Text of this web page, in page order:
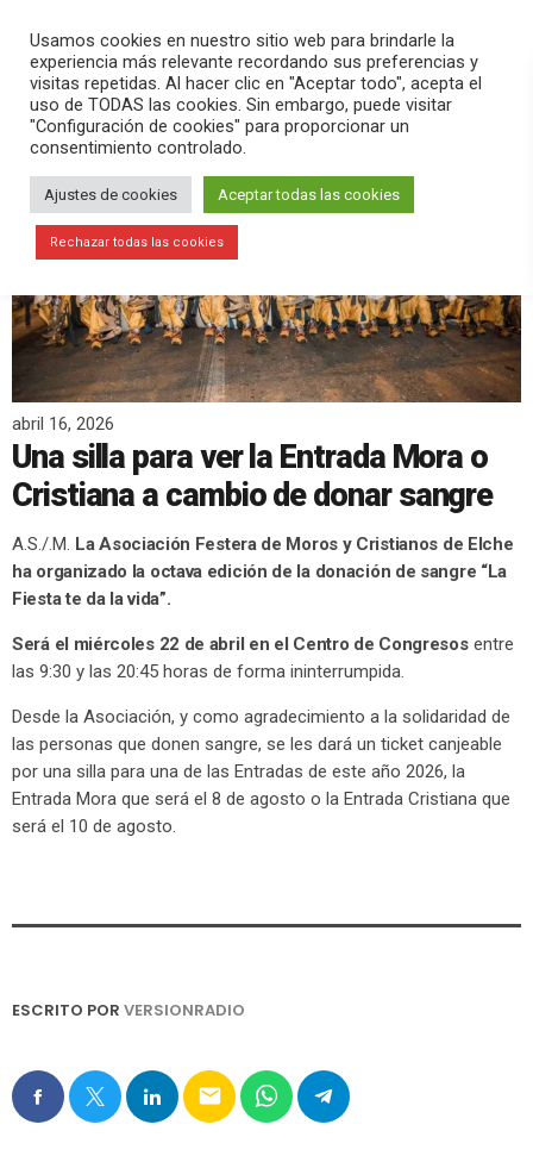
search menu pause PLAY
abril 16, 2026
Una silla para ver la Entrada Mora o
Cristiana a cambio de donar sangre
A.S./.M. La Asociación Festera de Moros y Cristianos de Elche
ha organizado la octava edición de la donación de sangre “La
Fiesta te da la vida”.
Será el miércoles 22 de abril en el Centro de Congresosentre
las 9:30 y las 20:45 horas de forma ininterrumpida.
Desde la Asociación, y como agradecimiento a la solidaridad de
las personas que donen sangre, se les dará un ticket canjeable
por una silla para una de las Entradas de este año 2026, la
Entrada Mora que será el 8 de agosto o la Entrada Cristiana que
será el 10 de agosto.
ESCRITO POR VERSIONRADIO
email
Usamos cookies en nuestro sitio web para brindarle la
experiencia más relevante recordando sus preferencias y
visitas repetidas. Al hacer clic en "Aceptar todo", acepta el
uso de TODAS las cookies. Sin embargo, puede visitar
"Configuración de cookies" para proporcionar un
consentimiento controlado.
Ajustes de cookies Aceptar todas las cookies
Rechazar todas las cookies